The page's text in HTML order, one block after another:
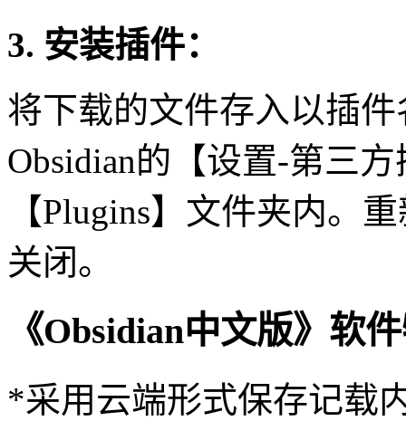
3. 安装插件：
将下载的文件存入以插
Obsidian的【设置-第三
【Plugins】文件夹内。
关闭。
《Obsidian中文版》软
*采用云端形式保存记载